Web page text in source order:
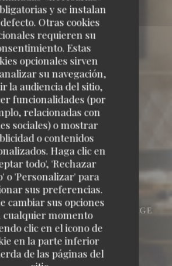
y se instalan
Otras cookies
requieren su
Estas
opcionales sirven
su navegación,
la audiencia del sitio,
funcionalidades (por
relacionadas con
sociales) o mostrar
o contenidos
Haga clic en
todo', 'Rechazar
o 'Personalizar' para
sus preferencias.
cambiar sus opciones
cualquier momento
clic en el icono de
en la parte inferior
de las páginas del
DISNEY VILLAGE
77700 CHESSY